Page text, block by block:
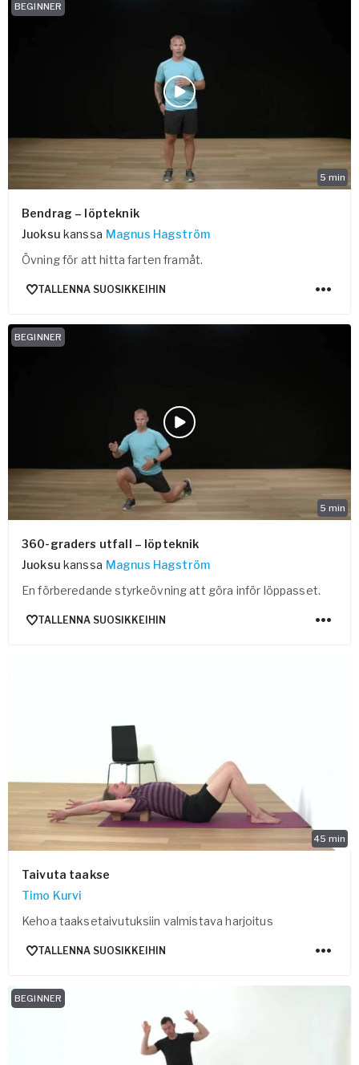
5 min
BEGINNER
Bendrag – löpteknik
Juoksu kanssa Magnus Hagström
Övning för att hitta farten framåt.
TALLENNA SUOSIKKEIHIN
5 min
BEGINNER
360-graders utfall – löpteknik
Juoksu kanssa Magnus Hagström
En förberedande styrkeövning att göra inför löppasset.
TALLENNA SUOSIKKEIHIN
45 min
Taivuta taakse
Timo Kurvi
Kehoa taaksetaivutuksiin valmistava harjoitus
TALLENNA SUOSIKKEIHIN
BEGINNER